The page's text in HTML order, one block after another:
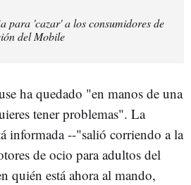
para 'cazar' a los consumidores de
del Mobile
ha quedado "en manos de una
tener problemas". La
informada --"salió corriendo a la
de ocio para adultos del
quién está ahora al mando,